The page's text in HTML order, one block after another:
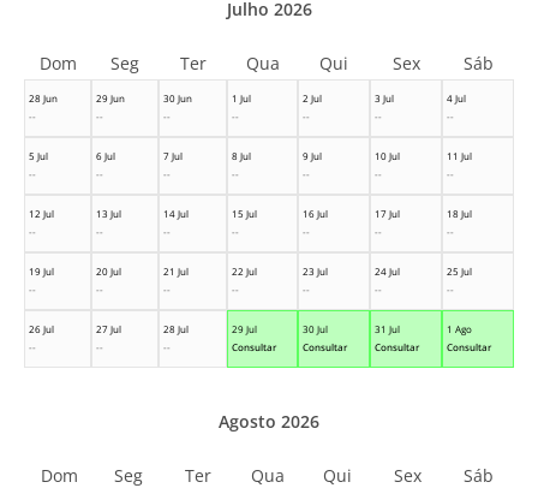
28 Jun
--
29 Jun
--
30 Jun
--
1 Jul
--
2 Jul
--
3 Jul
--
4 Jul
--
5 Jul
--
6 Jul
--
7 Jul
--
8 Jul
--
9 Jul
--
10 Jul
--
11 Jul
--
12 Jul
--
13 Jul
--
14 Jul
--
15 Jul
--
16 Jul
--
17 Jul
--
18 Jul
--
19 Jul
--
20 Jul
--
21 Jul
--
22 Jul
--
23 Jul
--
24 Jul
--
25 Jul
--
26 Jul
--
27 Jul
--
28 Jul
--
29 Jul
Consultar
30 Jul
Consultar
31 Jul
Consultar
1 Ago
Consultar
Julho 2026
Dom Seg Ter Qua Qui Sex Sáb
Agosto 2026
Dom Seg Ter Qua Qui Sex Sáb